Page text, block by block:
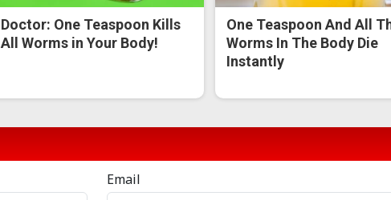
Doctor: One Teaspoon Kills
All Worms in Your Body!
One Teaspoon And All
Worms In The Body Die
Instantly
Email